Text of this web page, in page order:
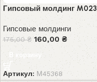
Гипсовый молдинг M023
Гипсовые молдинги
175,00₴ 160,00 ₴
В корзину
Артикул: М45368